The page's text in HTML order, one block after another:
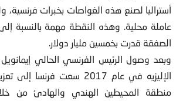
أستراليا لصنع هذه الغواصات بخبرات فرنسية،
عاملة محلية. وهذه النقطة مهمة بالنسبة
الصفقة قدرت بخمسين مليار دولار.
وبعد وصول الرئيس الفرنسي الحالي
الإليزيه في عام 2017 سعت
منطقة المحيطين الهندي والهادئ من